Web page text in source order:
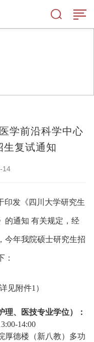
学前沿科学中心
复试通知
14
印发《四川大学研究生
的通知 有关规定，经
今年我院硕士研究生招
：
详见附件1 ）
、医技专业学位）：
14:00
厚德楼 （新八教） 多功